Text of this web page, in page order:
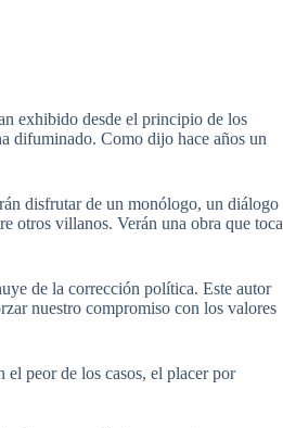
exhibido desde el principio de los
difuminado. Como dijo hace años un
disfrutar de un monólogo, un diálogo
otros villanos. Verán una obra que toca
de la corrección política. Este autor
nuestro compromiso con los valores
peor de los casos, el placer por